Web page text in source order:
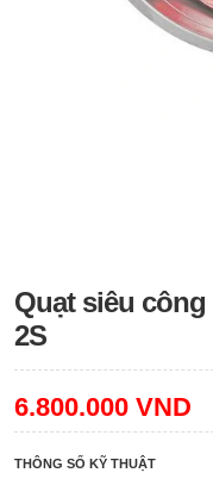
Quạt siêu
2S
6.800.000 VND
THÔNG SỐ KỸ THUẬT